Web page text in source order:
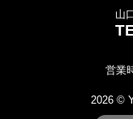
山
営業
2026 ©